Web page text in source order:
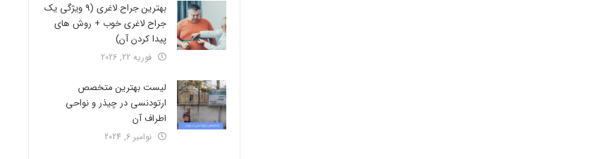
بهترین جراح لاغری (9 ویژگی یک
جراح لاغری خوب + روش های
پیدا کردن آن)
فوریه 22, 2026
لیست بهترین متخصص
ارتودنسی در چیذر و نواحی
اطراف آن
نوامبر 6, 2024